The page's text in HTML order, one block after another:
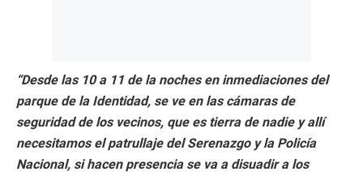
“Desde las 10 a 11 de la noches en inmediaciones del
parque de la Identidad, se ve en las cámaras de
seguridad de los vecinos, que es tierra de nadie y allí
necesitamos el patrullaje del Serenazgo y la Policía
Nacional, si hacen presencia se va a disuadir a los